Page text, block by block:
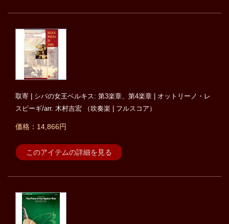
取寄 | シバの女王ベルキス: 第3楽章、第4楽章 | オットリーノ・レ
スピーギ/arr. 木村吉宏 （吹奏楽 | フルスコア）
価格：14,866円
このアイテムの詳細を見る